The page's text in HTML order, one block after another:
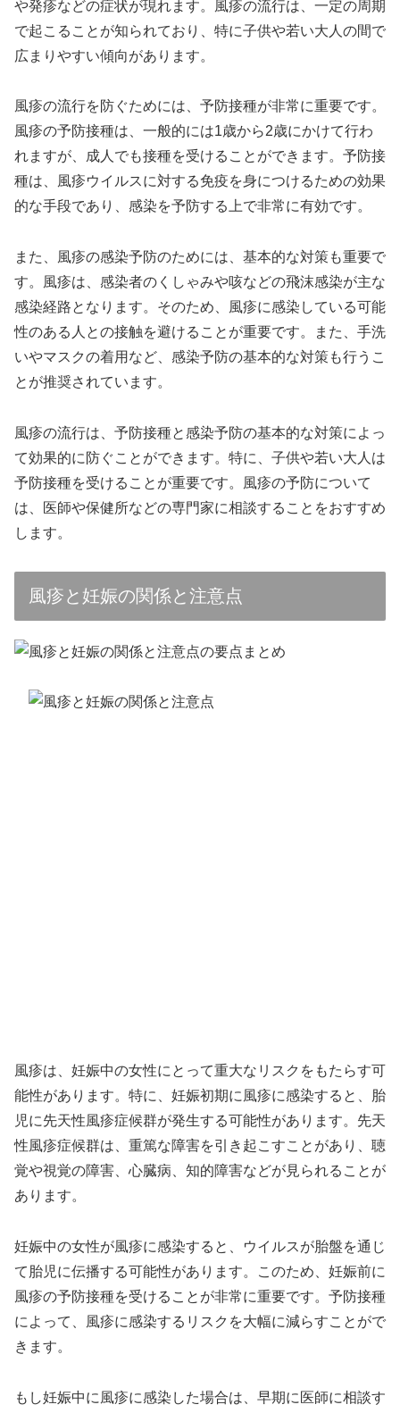
や発疹などの症状が現れます。風疹の流行は、一定の周期
で起こることが知られており、特に子供や若い大人の間で
広まりやすい傾向があります。
風疹の流行を防ぐためには、予防接種が非常に重要です。
風疹の予防接種は、一般的には1歳から2歳にかけて行わ
れますが、成人でも接種を受けることができます。予防接
種は、風疹ウイルスに対する免疫を身につけるための効果
的な手段であり、感染を予防する上で非常に有効です。
また、風疹の感染予防のためには、基本的な対策も重要で
す。風疹は、感染者のくしゃみや咳などの飛沫感染が主な
感染経路となります。そのため、風疹に感染している可能
性のある人との接触を避けることが重要です。また、手洗
いやマスクの着用など、感染予防の基本的な対策も行うこ
とが推奨されています。
風疹の流行は、予防接種と感染予防の基本的な対策によっ
て効果的に防ぐことができます。特に、子供や若い大人は
予防接種を受けることが重要です。風疹の予防について
は、医師や保健所などの専門家に相談することをおすすめ
します。
風疹と妊娠の関係と注意点
風疹は、妊娠中の女性にとって重大なリスクをもたらす可
能性があります。特に、妊娠初期に風疹に感染すると、胎
児に先天性風疹症候群が発生する可能性があります。先天
性風疹症候群は、重篤な障害を引き起こすことがあり、聴
覚や視覚の障害、心臓病、知的障害などが見られることが
あります。
妊娠中の女性が風疹に感染すると、ウイルスが胎盤を通じ
て胎児に伝播する可能性があります。このため、妊娠前に
風疹の予防接種を受けることが非常に重要です。予防接種
によって、風疹に感染するリスクを大幅に減らすことがで
きます。
もし妊娠中に風疹に感染した場合は、早期に医師に相談す